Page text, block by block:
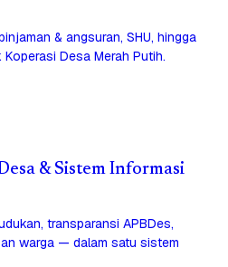
& angsuran, SHU, hingga
Desa Merah Putih.
& Sistem Informasi
transparansi APBDes,
warga — dalam satu sistem